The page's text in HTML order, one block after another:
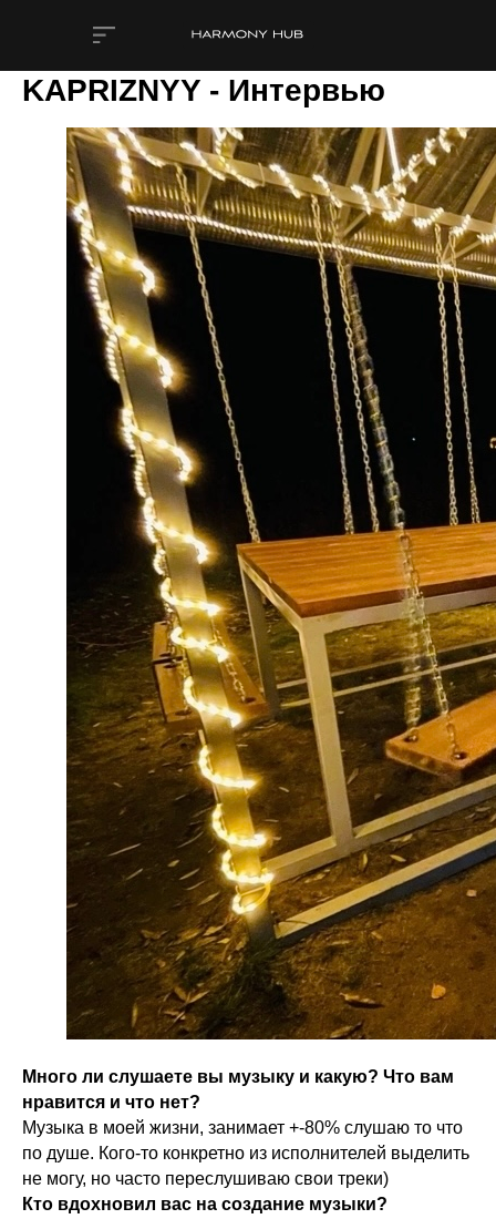
KAPRIZNYY - Интервью
Много ли слушаете вы музыку и какую? Что вам
нравится и что нет?
Музыка в моей жизни, занимает +-80% слушаю то что
по душе. Кого-то конкретно из исполнителей выделить
не могу, но часто переслушиваю свои треки)
Кто вдохновил вас на создание музыки?